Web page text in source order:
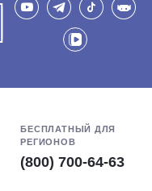
БЕСПЛАТНЫЙ ДЛЯ
РЕГИОНОВ
(800) 700-64-63